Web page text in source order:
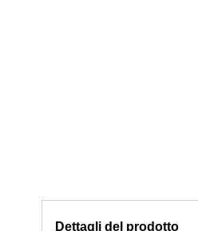
Dettagli del prodotto